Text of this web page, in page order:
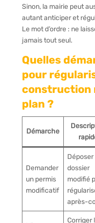
Sinon, la mairie peut
autant anticiper et
Le mot d’ordre : ne
jamais tout seul.
Quelles
pour
construction
plan ?
Démarche
Demander
un permis
modificatif
Déposer
dossier
modifié
après-
Corriger